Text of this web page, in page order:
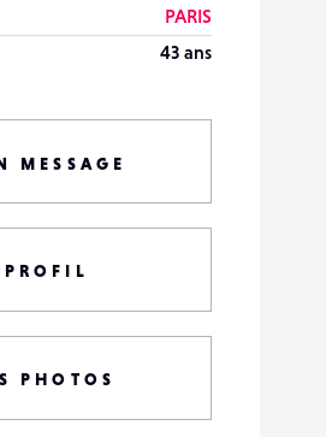
PARIS
43 ans
MESSAGE
PHOTOS